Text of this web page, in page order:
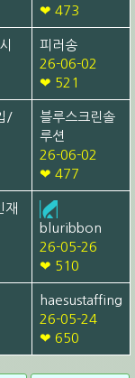
❤ 473
피러송
26-06-02
❤ 521
/
블루스크린솔
루션
26-06-02
❤ 477
재
bluribbon
26-05-26
❤ 510
haesustaffing
26-05-24
❤ 650